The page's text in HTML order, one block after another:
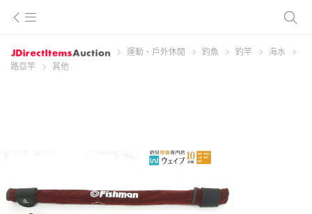
運動、戶外休閒 釣魚 釣竿
海水
路亞竿
其他